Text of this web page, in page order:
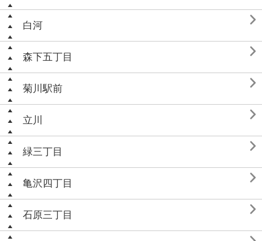
白河 
森下五丁目 
菊川駅前 
立川 
緑三丁目 
亀沢四丁目 
石原三丁目 